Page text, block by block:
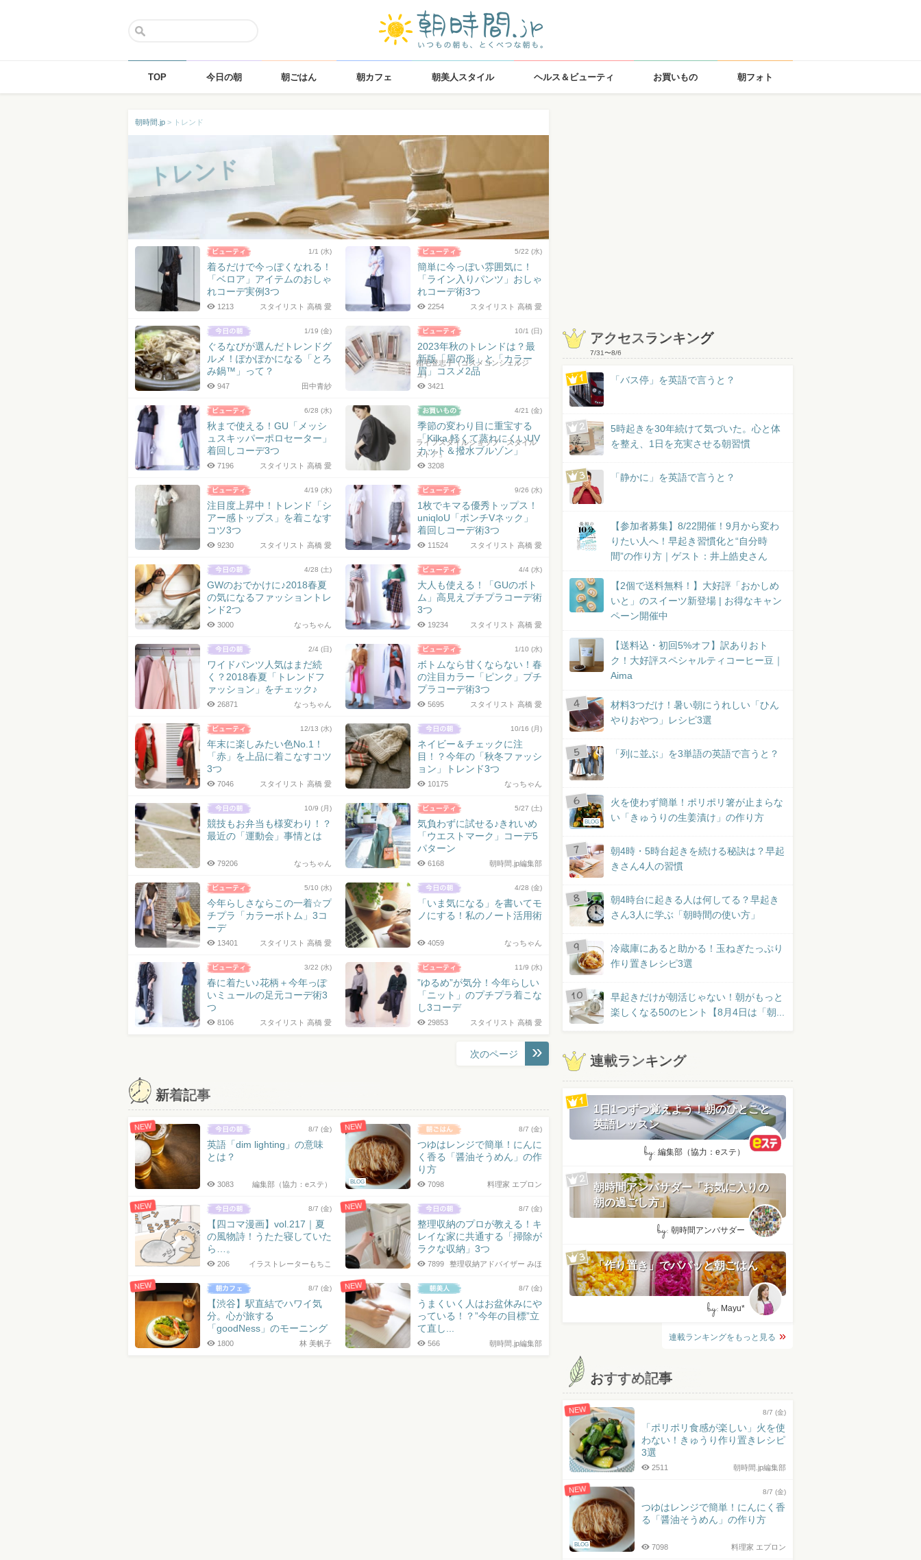
TOP 今日の朝 朝ごはん 朝カフェ 朝美人スタイル ヘルス＆ビューティ お買いもの 朝フォト
朝時間.jp > トレンド
トレンド
1/1 (水)
着るだけで今っぽくなれる！
「ベロア」アイテムのおしゃ
れコーデ実例3つ
スタイリスト 高橋 愛
1213
5/22 (水)
簡単に今っぽい雰囲気に！
「ライン入りパンツ」おしゃ
れコーデ術3つ
スタイリスト 高橋 愛
2254
1/19 (金)
ぐるなびが選んだトレンドグ
ルメ！ぽかぽかになる「とろ
み鍋™」って？
田中青紗
947
10/1 (日)
2023年秋のトレンドは？最
新版「眉の形」と「カラー
眉」コスメ2品
稲毛登志子（コスメコンシェルジ
ュ）
3421
6/28 (水)
秋まで使える！GU「メッシ
ュスキッパーポロセーター」
着回しコーデ3つ
スタイリスト 高橋 愛
7196
4/21 (金)
季節の変わり目に重宝する
「Kilka 軽くて蒸れにくいUV
カット＆撥水ブルゾン」
ライフスタイルショップ「スタイル
ストア」
3208
4/19 (水)
注目度上昇中！トレンド「シ
アー感トップス」を着こなす
コツ3つ
スタイリスト 高橋 愛
9230
9/26 (水)
1枚でキマる優秀トップス！
uniqloU「ポンチVネック」
着回しコーデ術3つ
スタイリスト 高橋 愛
11524
4/28 (土)
GWのおでかけに♪2018春夏
の気になるファッショントレ
ンド2つ
なっちゃん
3000
4/4 (水)
大人も使える！「GUのボト
ム」高見えプチプラコーデ術
3つ
スタイリスト 高橋 愛
19234
2/4 (日)
ワイドパンツ人気はまだ続
く？2018春夏「トレンドフ
ァッション」をチェック♪
なっちゃん
26871
1/10 (水)
ボトムなら甘くならない！春
の注目カラー「ピンク」プチ
プラコーデ術3つ
スタイリスト 高橋 愛
5695
12/13 (水)
年末に楽しみたい色No.1！
「赤」を上品に着こなすコツ
3つ
スタイリスト 高橋 愛
7046
10/16 (月)
ネイビー＆チェックに注
目！？今年の「秋冬ファッシ
ョン」トレンド3つ
なっちゃん
10175
10/9 (月)
競技もお弁当も様変わり！？
最近の「運動会」事情とは
なっちゃん
79206
5/27 (土)
気負わずに試せる♪きれいめ
「ウエストマーク」コーデ5
パターン
朝時間.jp編集部
6168
5/10 (水)
今年らしさならこの一着☆プ
チプラ「カラーボトム」3コ
ーデ
スタイリスト 高橋 愛
13401
4/28 (金)
「いま気になる」を書いてモ
ノにする！私のノート活用術
なっちゃん
4059
3/22 (水)
春に着たい♪花柄＋今年っぽ
いミュールの足元コーデ術3
つ
スタイリスト 高橋 愛
8106
11/9 (水)
”ゆるめ”が気分！今年らしい
「ニット」のプチプラ着こな
し3コーデ
スタイリスト 高橋 愛
29853
ナ
ビ
ー
ョ
ン
次のページ
新着記事
NEW 8/7 (金)
英語「dim lighting」の意味
とは？
編集部（協力：eステ）
3083
NEW
BLOG
8/7 (金)
つゆはレンジで簡単！にんに
く香る「醤油そうめん」の作
り方
料理家 エプロン
7098
NEW 8/7 (金)
【四コマ漫画】vol.217｜夏
の風物詩！うたた寝していた
ら…。
イラストレーターもちこ
206
NEW 8/7 (金)
整理収納のプロが教える！キ
レイな家に共通する「掃除が
ラクな収納」3つ
整理収納アドバイザー みほ
7899
NEW 8/7 (金)
【渋谷】駅直結でハワイ気
分。心が旅する
「goodNess」のモーニング
林 美帆子
1800
NEW 8/7 (金)
うまくいく人はお盆休みにや
っている！？”今年の目標”立
て直し...
朝時間.jp編集部
566
アクセスランキング
7/31〜8/6
「バス停」を英語で言うと？
5時起きを30年続けて気づいた。心と体
を整え、1日を充実させる朝習慣
「静かに」を英語で言うと？
【参加者募集】8/22開催！9月から変わ
りたい人へ！早起き習慣化と“自分時
間”の作り方｜ゲスト：井上皓史さん
【2個で送料無料！】大好評「おかしめ
いと」のスイーツ新登場 | お得なキャン
ペーン開催中
【送料込・初回5%オフ】訳ありおト
ク！大好評スペシャルティコーヒー豆｜
Aima
材料3つだけ！暑い朝にうれしい「ひん
やりおやつ」レシピ3選
「列に並ぶ」を3単語の英語で言うと？
BLOG
火を使わず簡単！ポリポリ箸が止まらな
い「きゅうりの生姜漬け」の作り方
朝4時・5時台起きを続ける秘訣は？早起
きさん4人の習慣
朝4時台に起きる人は何してる？早起き
さん3人に学ぶ「朝時間の使い方」
冷蔵庫にあると助かる！玉ねぎたっぷり
作り置きレシピ3選
早起きだけが朝活じゃない！朝がもっと
楽しくなる50のヒント【8月4日は「朝...
連載ランキング
1日1つずつ覚えよう！朝のひとこと
英語レッスン
by: 編集部（協力：eステ）
朝時間アンバサダー「お気に入りの
朝の過ごし方」
by: 朝時間アンバサダー
「作り置き」でパパッと朝ごはん
by: Mayu*
連載ランキングをもっと見る
おすすめ記事
NEW 8/7 (金)
「ポリポリ食感が楽しい」火を使
わない！きゅうり作り置きレシピ
3選
朝時間.jp編集部
2511
NEW
BLOG
8/7 (金)
つゆはレンジで簡単！にんにく香
る「醤油そうめん」の作り方
料理家 エプロン
7098